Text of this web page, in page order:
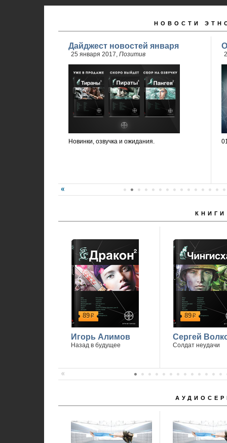
НОВОСТИ
Дайджест новостей января
25 января 2017, Позитив
Новинки, озвучка и ожидания.
КНИГИ
89р
Игорь Алимов
Назад в будущее
89р
Сергей
Солдат неудачи